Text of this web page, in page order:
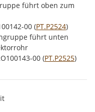
führt oben zum
00 (PT.P2524)
führt unten
00 (PT.P2525)